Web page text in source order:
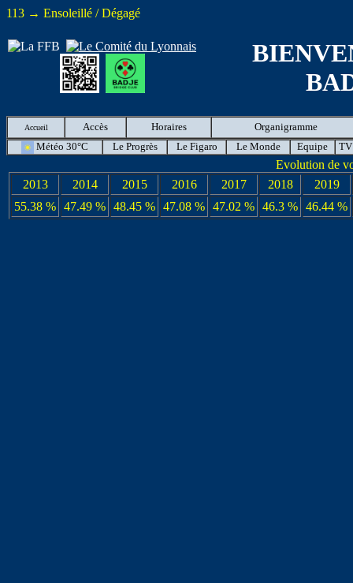
113 → Ensoleillé / Dégagé
Accueil Accès Horaires
Organigramme
Météo 30°C
Le Progrès Le Figaro Le Monde Equipe TV
Evolution de
2013
2014 2015 2016 2017 2018
2019
55.38 % 47.49 % 48.45 % 47.08 % 47.02 % 46.3 % 46.44 %